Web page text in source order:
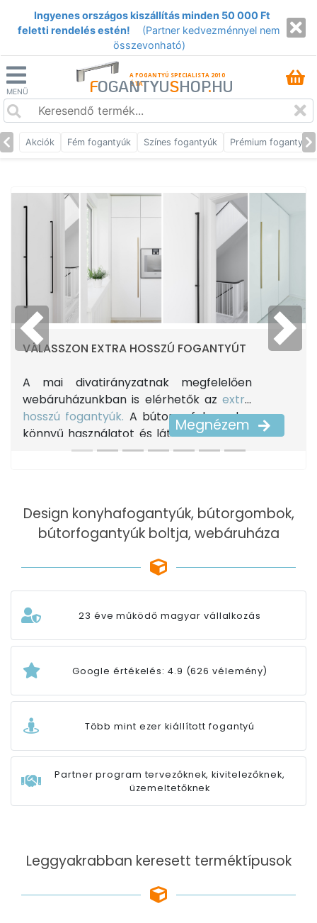
Ingyenes országos kiszállítás minden 50 000 Ft
feletti rendelés estén!
(Partner kedvezménnyel nem
összevonható)
MENÜ
A FOGANTYÚ SPECIALISTA 2010
ÓTA
FOGANTYUSHOP.HU
Akciók Fém fogantyúk Színes fogantyúk Prémium fogantyúk
VÁLASSZON EXTRA HOSSZÚ FOGANTYÚT
A mai divatirányzatnak megfelelően
webáruházunkban is elérhetők az extra
hosszú fogantyúk. A bútorra felszerelve
könnyű használatot és látványos hatást
érhetünk el velük. Tekintse meg a
Megnézem
Previous Next
Design konyhafogantyúk, bútorgombok,
bútorfogantyúk boltja, webáruháza
23 éve működő magyar vállalkozás
Google értékelés: 4.9 (626 vélemény)
Több mint ezer kiállított fogantyú
Partner program tervezőknek, kivitelezőknek,
üzemeltetőknek
Leggyakrabban keresett terméktípusok